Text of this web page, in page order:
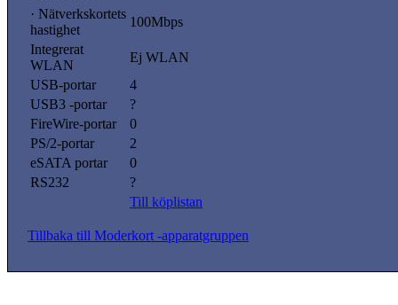
· Nätverkskortets
hastighet
100Mbps
Integrerat
WLAN
Ej WLAN
USB-portar
4
USB3 -portar
?
FireWire-portar
0
PS/2-portar
2
eSATA portar
0
RS232
?
Till köplistan
Tillbaka till Moderkort -apparatgruppen